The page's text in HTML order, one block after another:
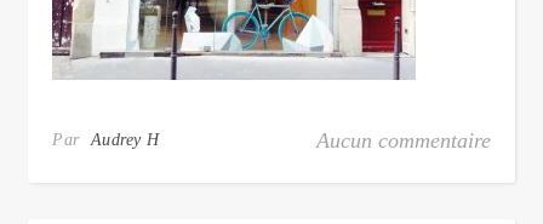
ParAudrey H Aucun commentaire